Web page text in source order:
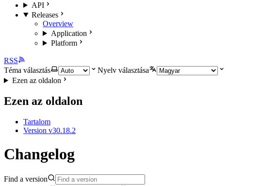
API
Releases
Overview
Application
Platform
RSS
Téma választás
Nyelv választása
Ezen az oldalon
Ezen az oldalon
Tartalom
Version v30.18.2
Changelog
Find a version